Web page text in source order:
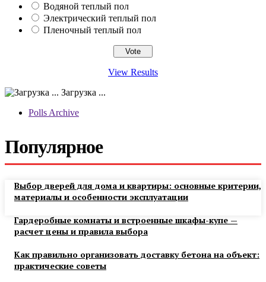
Водяной теплый пол
Электрический теплый пол
Пленочный теплый пол
View Results
Загрузка ...
Polls Archive
Популярное
Выбор дверей для дома и квартиры: основные критерии,
материалы и особенности эксплуатации
Гардеробные комнаты и встроенные шкафы-купе —
расчет цены и правила выбора
Как правильно организовать доставку бетона на объект:
практические советы